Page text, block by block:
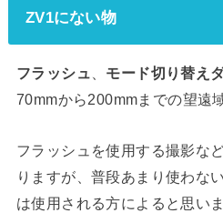
ZV1にない物
フラッシュ モード切り替え
70mmから200mmまでの望遠
フラッシュを使用する撮影な
りますが、普段あまり使わな
は使用される方によると思いま